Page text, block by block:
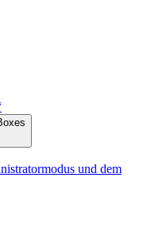
und dem